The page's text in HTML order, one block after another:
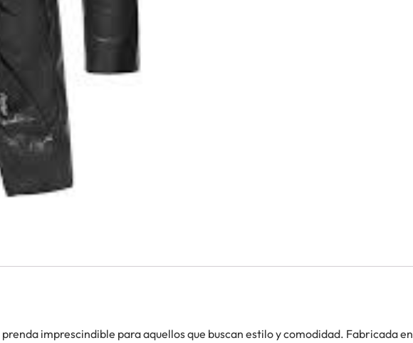
prenda imprescindible para aquellos que buscan estilo y comodidad. Fabricada en